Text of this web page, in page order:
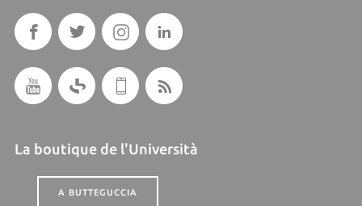
La boutique de l'Università
A BUTTEGUCCIA